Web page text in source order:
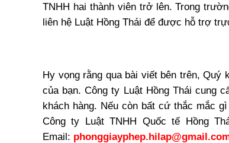
TNHH hai thành viên trở lên.Trong
liên hệ Luật Hồng Thái để được hỗ trợ
Hy vọng rằng qua bài viết bên trên,
của bạn. Công ty Luật Hồng Thái cung
khách hàng. Nếu còn bất cứ thắc mắc
Công ty Luật TNHH Quốc tế Hồng
Email: